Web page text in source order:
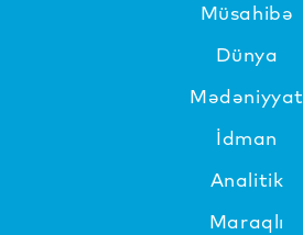
Müsahibə
Dünya
Mədəniyyat
İdman
Analitik
Maraqlı